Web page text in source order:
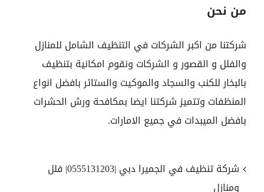
من نحن
شركتنا من اكبر الشركات في التنظيف الشامل للمنازل
والفلل و القصور و الشركات ونقوم امكانية بتنظيف
بالبخار للكنب والسجاد والموكيت والستائر بافضل انواع
المنظفات وتتميز شركتنا ايضا بمكافحة ورش الحشرات
بافضل الميبدات في جميع الامارات.
شركة تنظيف في الجميرا دبي |0555131203| فلل
ومنازل